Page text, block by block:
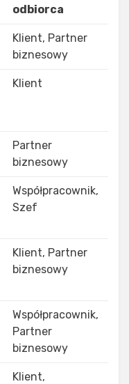
odbiorca
Klient, Partner
biznesowy
Klient
Partner
biznesowy
Współpracownik,
Szef
Klient, Partner
biznesowy
Współpracownik,
Partner
biznesowy
Klient,